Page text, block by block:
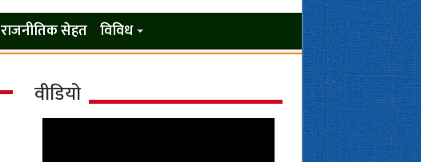
राजनीतिक सेहत विविध
वीडियो